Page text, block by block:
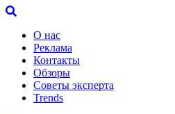
О нас
Реклама
Контакты
Обзоры
Советы эксперта
Trends